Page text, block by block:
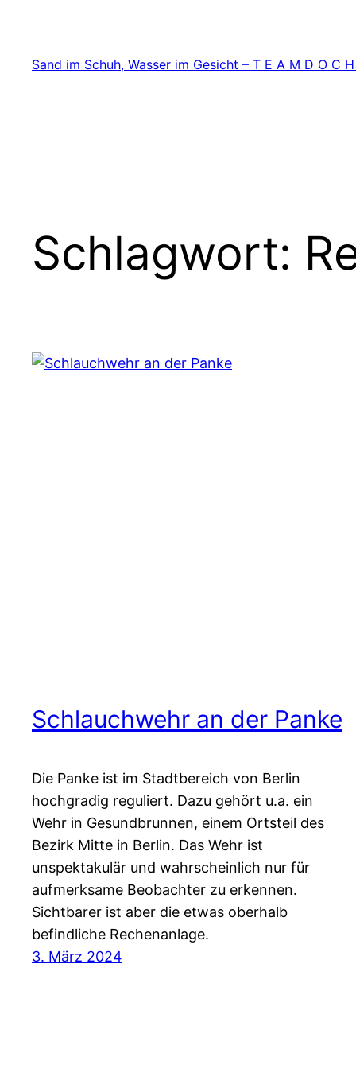
springen
Sand im Schuh, Wasser im Gesicht – T E A M D O C
Schlagwort:
Schlauchwehr an der Panke
Die Panke ist im Stadtbereich von Berlin
hochgradig reguliert. Dazu gehört u.a. ein
Wehr in Gesundbrunnen, einem Ortsteil des
Bezirk Mitte in Berlin. Das Wehr ist
unspektakulär und wahrscheinlich nur für
aufmerksame Beobachter zu erkennen.
Sichtbarer ist aber die etwas oberhalb
befindliche Rechenanlage.
3. März 2024